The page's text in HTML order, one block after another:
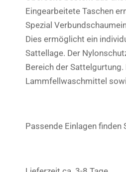
Eingearbeitete Taschen
Spezial
Dies ermöglicht ein
Sattellage. Der
Bereich der
Lammfellwaschmittel
Passende Einlagen finden